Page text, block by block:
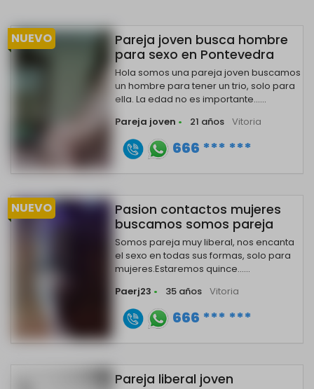
NUEVO
Pareja joven busca hombre
para sexo en Pontevedra
Hola somos una pareja joven buscamos
un hombre para tener un trio, solo para
ella. La edad no es importante......
Pareja joven • 21 años Vitoria
666 *** ***
NUEVO
Pasion contactos mujeres
buscamos somos pareja
Somos pareja muy liberal, nos encanta
el sexo en todas sus formas, solo para
mujeres.Estaremos quince......
Paerj23 • 35 años Vitoria
666 *** ***
Pareja liberal joven